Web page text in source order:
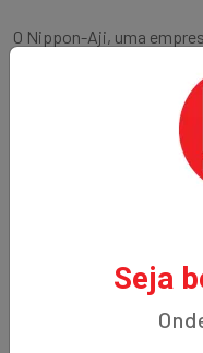
Seja
O Nippon-Aji, uma
experiência, é
Fundada no bairro
compromisso de
preços justos e um
autenticidade e a
Termos de Uso
Política de Privacidade